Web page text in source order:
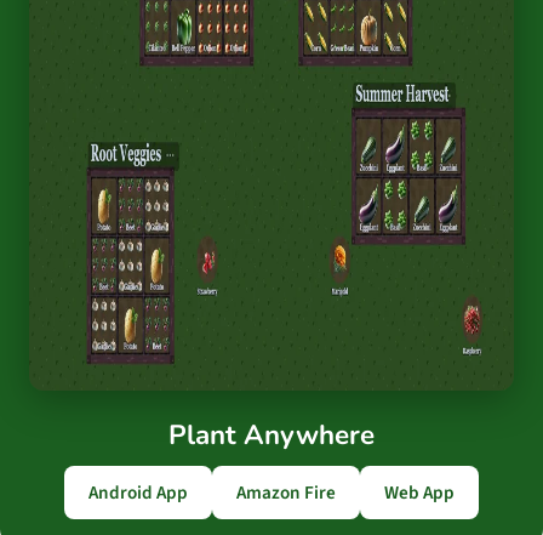
Plant Anywhere
Android App Amazon Fire Web App